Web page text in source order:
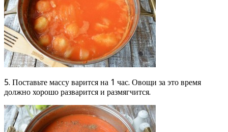
5. Поставьте массу варится на 1 час. Овощи за это время
должно хорошо разварится и размягчится.